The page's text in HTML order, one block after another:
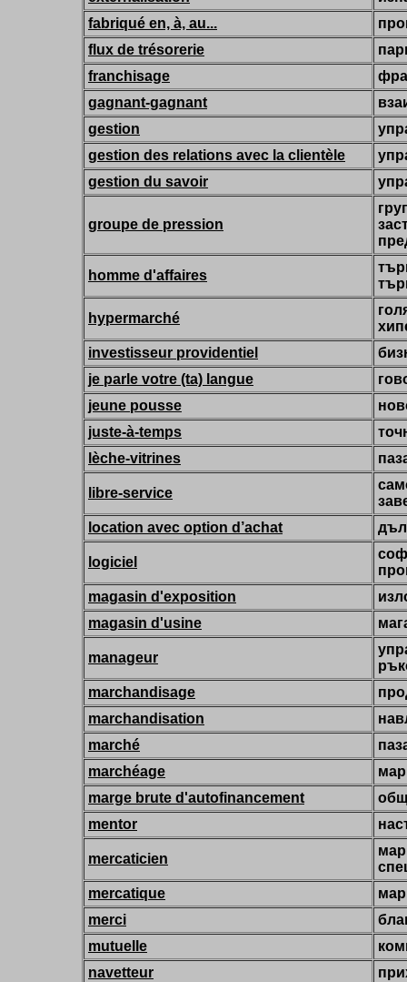
fabriqué en, à, au...
flux de trésorerie
franchisage
gagnant-gagnant
gestion
gestion des relations avec la clientèle
gestion du savoir
groupe de pression
homme d'affaires
hypermarché
investisseur providentiel
je parle votre (ta) langue
jeune pousse
juste-à-temps
lèche-vitrines
libre-service
location avec option d’achat
logiciel
magasin d'exposition
magasin d'usine
manageur
marchandisage
marchandisation
marché
marchéage
marge brute d'autofinancement
mentor
mercaticien
mercatique
merci
mutuelle
navetteur